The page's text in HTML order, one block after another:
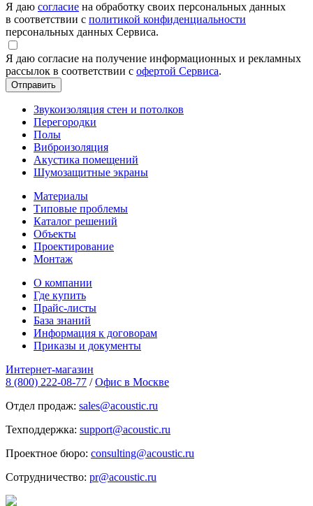
Я даю согласие на обработку своих персональных данных
в соответствии с политикой конфиденциальности
персональных данных Сервиса.
Я даю согласие на получение информационных и рекламных
рассылок в соответствии с офертой Сервиса.
Звукоизоляция стен и потолков
Перегородки
Полы
Виброизоляция
Акустика помещений
Шумозащитные экраны
Материалы
Типовые проблемы
Каталог решений
Объекты
Проектирование
Монтаж
О компании
Где купить
Прайс-листы
База знаний
Информация к договорам
Приказы и документы
Интернет-магазин
8 (800) 222-08-77 / Офис в Москве
Отдел продаж: sales@acoustic.ru
Техподдержка: support@acoustic.ru
Проектное бюро: consulting@acoustic.ru
Сотрудничество: pr@acoustic.ru